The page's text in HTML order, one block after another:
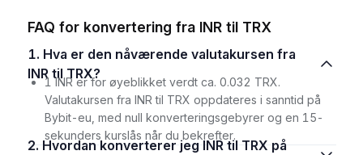
FAQ for konvertering fra INR til TRX
1. Hva er den nåværende valutakursen fra
INR til TRX?
1 INR er for øyeblikket verdt ca. 0.032 TRX.
Valutakursen fra INR til TRX oppdateres i sanntid på
Bybit-eu, med null konverteringsgebyrer og en 15-
sekunders kurslås når du bekrefter.
2. Hvordan konverterer jeg INR til TRX på